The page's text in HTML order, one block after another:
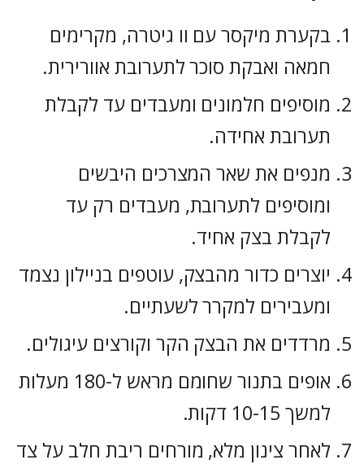
בקערת מיקסר עם וו גיטרה, מקרימים
חמאה ואבקת סוכר לתערובת אוורירית.
מוסיפים חלמונים ומעבדים עד לקבלת
תערובת אחידה.
מנפים את שאר המצרכים היבשים
ומוסיפים לתערובת, מעבדים רק עד
לקבלת בצק אחיד.
יוצרים כדור מהבצק, עוטפים בניילון נצמד
ומעבירים למקרר לשעתיים.
מרדדים את הבצק הקר וקורצים עיגולים.
אופים בתנור שחומם מראש ל-180 מעלות
למשך 10-15 דקות.
לאחר צינון מלא, מורחים ריבת חלב על צד